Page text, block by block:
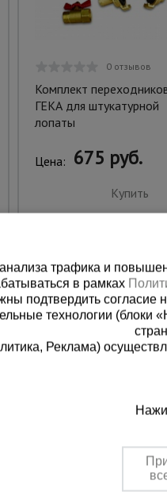
0 отзывов
Комплект
ГЕКА для штукатурной
лопаты
Цена: 675 руб.
Купить
8 (800)
бесплатно по
трафика и
в рамках
подтвердить согласие
технологии
Реклама)